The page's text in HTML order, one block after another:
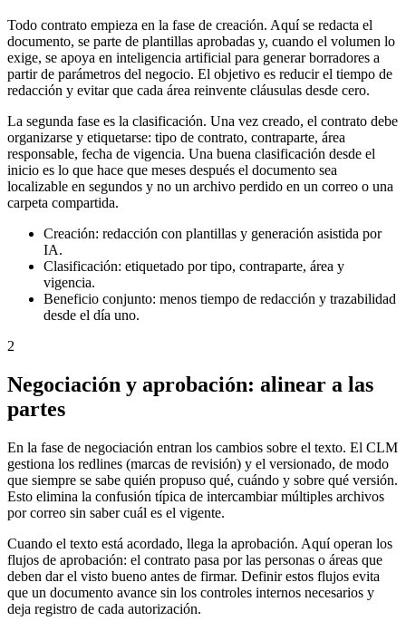
Todo contrato empieza en la fase de creación. Aquí se redacta el
documento, se parte de plantillas aprobadas y, cuando el volumen lo
exige, se apoya en inteligencia artificial para generar borradores a
partir de parámetros del negocio. El objetivo es reducir el tiempo de
redacción y evitar que cada área reinvente cláusulas desde cero.
La segunda fase es la clasificación. Una vez creado, el contrato debe
organizarse y etiquetarse: tipo de contrato, contraparte, área
responsable, fecha de vigencia. Una buena clasificación desde el
inicio es lo que hace que meses después el documento sea
localizable en segundos y no un archivo perdido en un correo o una
carpeta compartida.
Creación: redacción con plantillas y generación asistida por
IA.
Clasificación: etiquetado por tipo, contraparte, área y
vigencia.
Beneficio conjunto: menos tiempo de redacción y trazabilidad
desde el día uno.
2
Negociación y aprobación: alinear a las
partes
En la fase de negociación entran los cambios sobre el texto. El CLM
gestiona los redlines (marcas de revisión) y el versionado, de modo
que siempre se sabe quién propuso qué, cuándo y sobre qué versión.
Esto elimina la confusión típica de intercambiar múltiples archivos
por correo sin saber cuál es el vigente.
Cuando el texto está acordado, llega la aprobación. Aquí operan los
flujos de aprobación: el contrato pasa por las personas o áreas que
deben dar el visto bueno antes de firmar. Definir estos flujos evita
que un documento avance sin los controles internos necesarios y
deja registro de cada autorización.